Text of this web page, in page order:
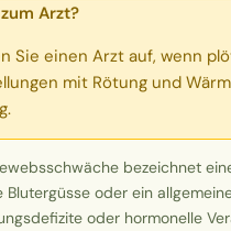
Arzt?
Sie einen Arzt auf, wenn
mit Rötung und
bezeichnet
Blutergüsse oder ein
oder hormonelle